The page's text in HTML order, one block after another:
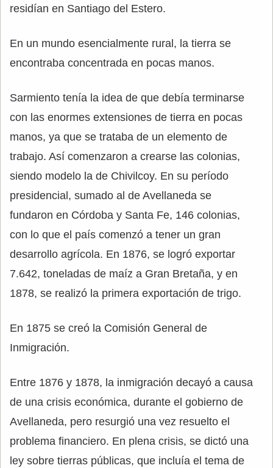
residían en Santiago del Estero.
En un mundo esencialmente rural, la tierra se
encontraba concentrada en pocas manos.
Sarmiento tenía la idea de que debía terminarse
con las enormes extensiones de tierra en pocas
manos, ya que se trataba de un elemento de
trabajo. Así comenzaron a crearse las colonias,
siendo modelo la de Chivilcoy. En su período
presidencial, sumado al de Avellaneda se
fundaron en Córdoba y Santa Fe, 146 colonias,
con lo que el país comenzó a tener un gran
desarrollo agrícola. En 1876, se logró exportar
7.642, toneladas de maíz a Gran Bretaña, y en
1878, se realizó la primera exportación de trigo.
En 1875 se creó la Comisión General de
Inmigración.
Entre 1876 y 1878, la inmigración decayó a causa
de una crisis económica, durante el gobierno de
Avellaneda, pero resurgió una vez resuelto el
problema financiero. En plena crisis, se dictó una
ley sobre tierras públicas, que incluía el tema de